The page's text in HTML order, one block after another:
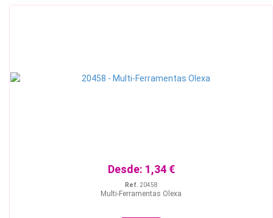
Desde: 1,34 €
Ref. 20458
Multi-Ferramentas Olexa